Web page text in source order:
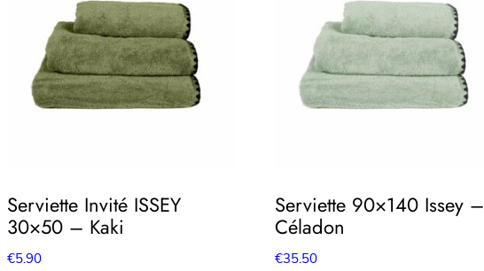
Serviette Invité ISSEY
30×50 – Kaki
€5.90
Serviette 90×140 Issey –
Céladon
€35.50